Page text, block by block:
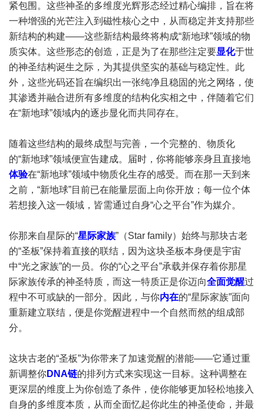
紧包围。这些神圣的多维度光辉形态经过精心编排，旨在将
一种增强的光芒注入到磁性核心之中，从而稳定并支持那些
新结构的构建——这些新结构最终将构成“新地球”领域的物
质实体。这些形态的创造，正是为了在那些注定要显化于世
的神圣结构诞生之际，为其提供坚实的基础与稳定性。此
外，这些光码还旨在编织出一张纯净且稳固的光之网络，使
其渗透并融合进所有多维度的结构化实相之中，伴随着它们
在“新地球”领域内的逐步显化而共同存在。
随着这些结构的最终成型与完善，一个完整的、物质化
的“新地球”领域便宣告建成。届时，你将能够亲身且直接地
体验在“新地球”领域中物质化生存的感受。而在那一天到来
之前，“新地球”目前已在能量层面上向你开放；每一位个体
若想接入这一领域，皆需通过自身“心之平台”作为媒介。
你那来自星际的“星际家族”（Star family）始终与那块古老
的“圣板”保持着直接的联结，因为这块圣板本身便是宇宙
中“光之家族”的一员。你的“心之平台”承载并保存着你那星
际家族传承的神圣特质，而这一特质正是你迈向全面觉醒过
程中不可或缺的一部分。因此，与你内在的“星际家族”面向
重新建立联结，便是你觉醒进程中一个自然而然的组成部
分。
这块古老的“圣板”为你带来了加速觉醒的潜能——它通过重
新调整你DNA链的排列方式来实现这一目标。这种调整在
更深层的维度上为你创造了条件，使你能够更加轻松地接入
自身的多维度本质，从而全面忆起你此生的神圣使命，并最